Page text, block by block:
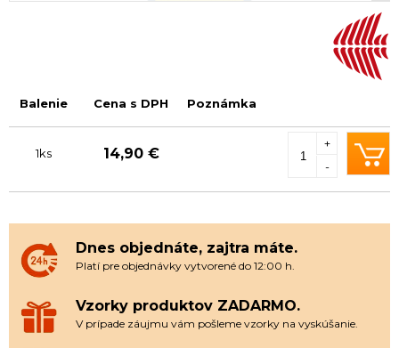
Balenie Cena s DPH Poznámka
1ks 14,90 €
-
+
Dnes objednáte, zajtra máte.
Platí pre objednávky vytvorené do 12:00 h.
Vzorky produktov ZADARMO.
V prípade záujmu vám pošleme vzorky na vyskúšanie.